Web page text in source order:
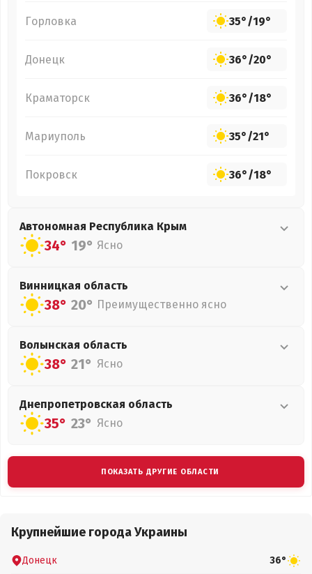
Горловка 35°/19°
Донецк 36°/20°
Краматорск 36°/18°
Мариуполь 35°/21°
Покровск 36°/18°
Автономная Республика Крым
34° 19° Ясно
Винницкая область
38° 20° Преимущественно ясно
Волынская область
38° 21° Ясно
Днепропетровская область
35° 23° Ясно
ПОКАЗАТЬ ДРУГИЕ ОБЛАСТИ
Крупнейшие города Украины
Донецк 36°